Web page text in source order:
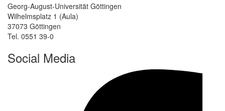
Georg-August-Universität Göttingen
Wilhelmsplatz 1 (Aula)
37073 Göttingen
Tel. 0551 39-0
Social Media